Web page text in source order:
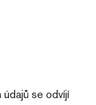
se odvíjí